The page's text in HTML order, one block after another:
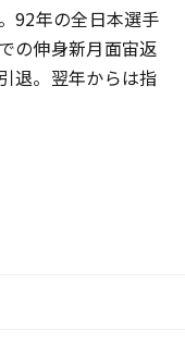
92年の全日本選手
の伸身新月面宙返
退。翌年からは指